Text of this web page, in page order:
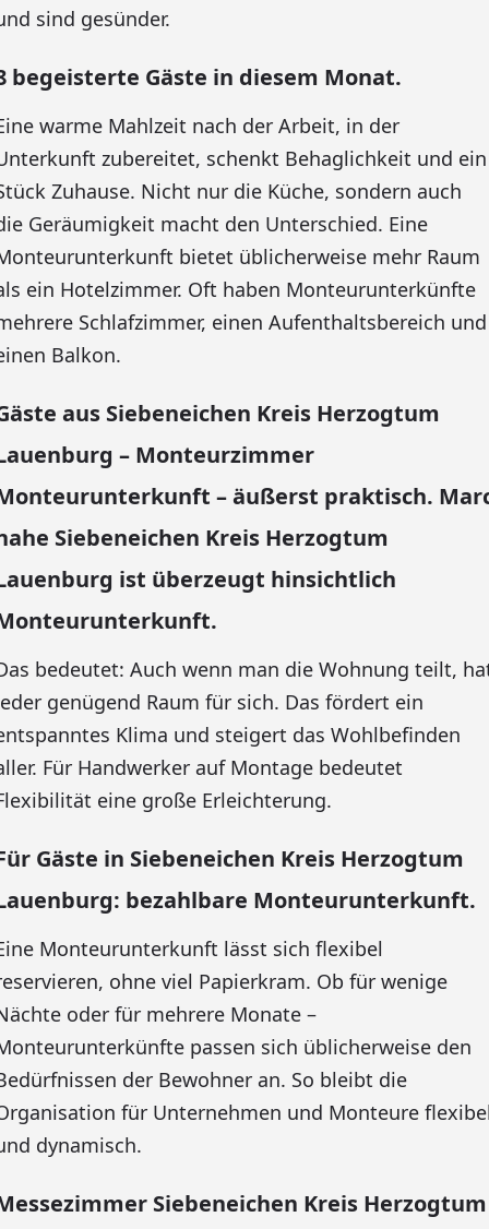
sind gesünder.
begeisterte Gäste in diesem Monat.
warme Mahlzeit nach der Arbeit, in der
zubereitet, schenkt Behaglichkeit und ein
Zuhause. Nicht nur die Küche, sondern auch
Geräumigkeit macht den Unterschied. Eine
bietet üblicherweise mehr Raum
ein Hotelzimmer. Oft haben Monteurunterkünfte
Schlafzimmer, einen Aufenthaltsbereich und
Balkon.
aus Siebeneichen Kreis Herzogtum
– Monteurzimmer
– äußerst praktisch.
Siebeneichen Kreis Herzogtum
ist überzeugt hinsichtlich
bedeutet: Auch wenn man die Wohnung teilt,
genügend Raum für sich. Das fördert ein
Klima und steigert das Wohlbefinden
Für Handwerker auf Montage bedeutet
eine große Erleichterung.
Gäste in Siebeneichen Kreis Herzogtum
bezahlbare Monteurunterkunft.
Monteurunterkunft lässt sich flexibel
ohne viel Papierkram. Ob für wenige
oder für mehrere Monate –
passen sich üblicherweise den
der Bewohner an. So bleibt die
für Unternehmen und Monteure
dynamisch.
Siebeneichen Kreis Herzogtum